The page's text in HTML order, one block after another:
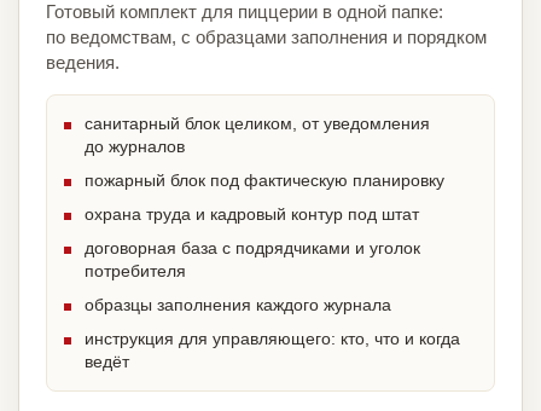
Готовый комплект для пиццерии в одной папке:
по ведомствам, с образцами заполнения и порядком
ведения.
санитарный блок целиком, от уведомления
до журналов
пожарный блок под фактическую планировку
охрана труда и кадровый контур под штат
договорная база с подрядчиками и уголок
потребителя
образцы заполнения каждого журнала
инструкция для управляющего: кто, что и когда
ведёт